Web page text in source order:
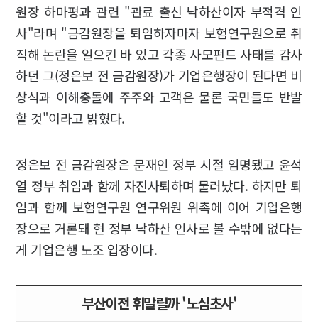
원장 하마평과 관련 "관료 출신 낙하산이자 부적격 인
사"라며 "금감원장을 퇴임하자마자 보험연구원으로 취
직해 논란을 일으킨 바 있고 각종 사모펀드 사태를 감사
하던 그(정은보 전 금감원장)가 기업은행장이 된다면 비
상식과 이해충돌에 주주와 고객은 물론 국민들도 반발
할 것"이라고 밝혔다.
정은보 전 금감원장은 문재인 정부 시절 임명됐고 윤석
열 정부 취임과 함께 자진사퇴하며 물러났다. 하지만 퇴
임과 함께 보험연구원 연구위원 위촉에 이어 기업은행
장으로 거론돼 현 정부 낙하산 인사로 볼 수밖에 없다는
게 기업은행 노조 입장이다.
부산이전 휘말릴까 '노심초사'